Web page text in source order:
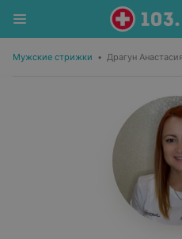
Мужские стрижки • Драгун Анастасия